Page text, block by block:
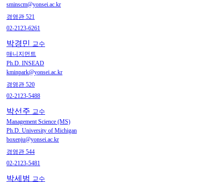
sminscm@yonsei.ac.kr
경영관 521
02-2123-6261
박경민 교수
매니지먼트
Ph.D. INSEAD
kminpark@yonsei.ac.kr
경영관 520
02-2123-5488
박선주 교수
Management Science (MS)
Ph.D. University of Michigan
boxenju@yonsei.ac.kr
경영관 544
02-2123-5481
박세범 교수